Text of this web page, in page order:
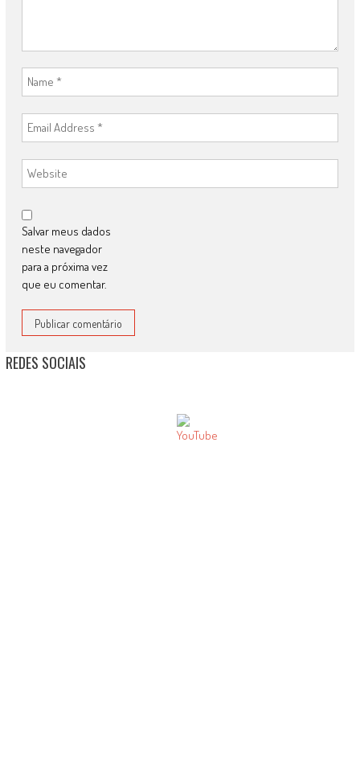
Salvar meus dados
neste navegador
para a próxima vez
que eu comentar.
REDES SOCIAIS